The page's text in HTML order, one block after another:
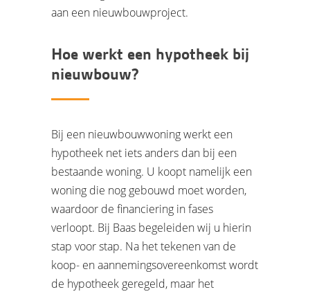
aan een nieuwbouwproject.
Hoe werkt een hypotheek bij
nieuwbouw?
Bij een nieuwbouwwoning werkt een
hypotheek net iets anders dan bij een
bestaande woning. U koopt namelijk een
woning die nog gebouwd moet worden,
waardoor de financiering in fases
verloopt. Bij Baas begeleiden wij u hierin
stap voor stap. Na het tekenen van de
koop- en aannemingsovereenkomst wordt
de hypotheek geregeld, maar het